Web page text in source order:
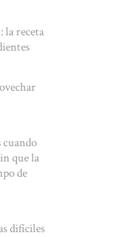
la receta
cuando
que la
de
difíciles